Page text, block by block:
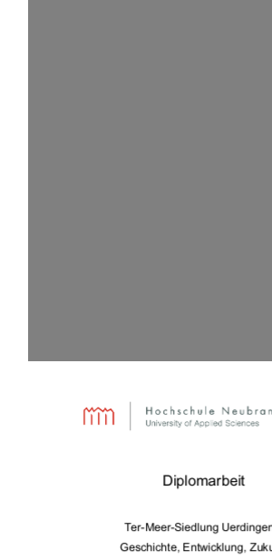
Diplomarbeit
Ter-Meer-Siedlung
Geschichte, Entwicklung,